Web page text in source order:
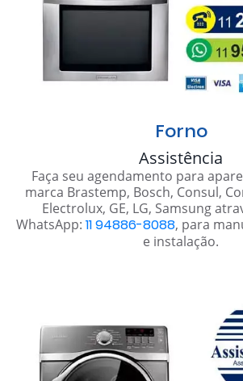
Forno
Assistência
Faça seu agendamento para
marca Brastemp, Bosch, Consul,
Electrolux, GE, LG, Samsung
WhatsApp: 11 94886-8088, para
e instalação.